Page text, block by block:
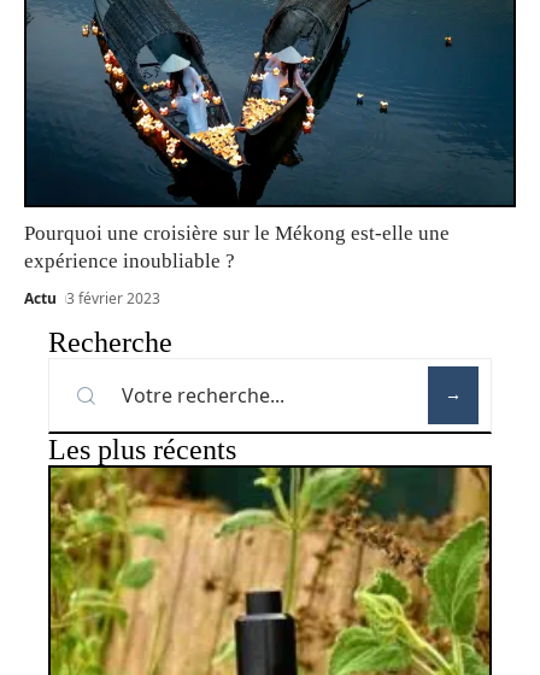
Pourquoi une croisière sur le Mékong est-elle une
expérience inoubliable ?
Actu 3 février 2023
Recherche
Les plus récents